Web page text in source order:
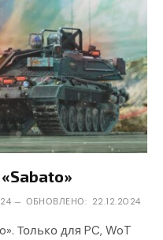
ОБНОВЛЕНО: 22.12.2024
Только для PC, WoT